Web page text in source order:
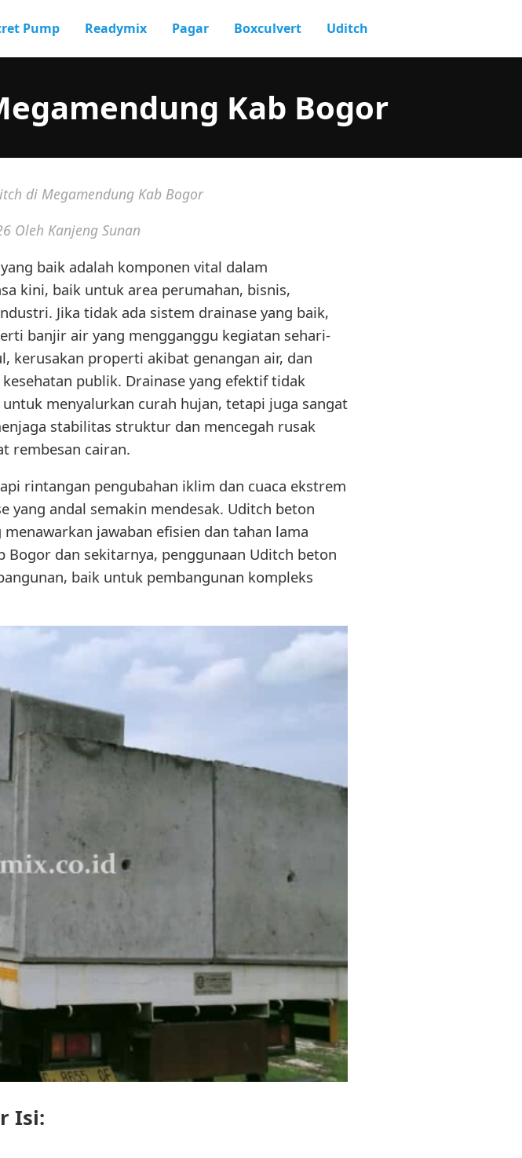
Pump Readymix Pagar Boxculvert Uditch
Kab Bogor
di Megamendung Kab Bogor
Oleh Kanjeng Sunan
baik adalah komponen vital dalam
kini, baik untuk area perumahan, bisnis,
Jika tidak ada sistem drainase yang baik,
banjir air yang mengganggu kegiatan sehari-
kerusakan properti akibat genangan air, dan
publik. Drainase yang efektif tidak
menyalurkan curah hujan, tetapi juga sangat
stabilitas struktur dan mencegah rusak
rembesan cairan.
rintangan pengubahan iklim dan cuaca ekstrem
yang andal semakin mendesak. Uditch beton
jawaban efisien dan tahan lama
dan sekitarnya, penggunaan Uditch beton
baik untuk pembangunan kompleks
Isi: